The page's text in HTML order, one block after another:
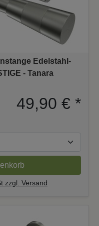
Edelstahl-
- Tanara
49,90 € *
zzgl. Versand